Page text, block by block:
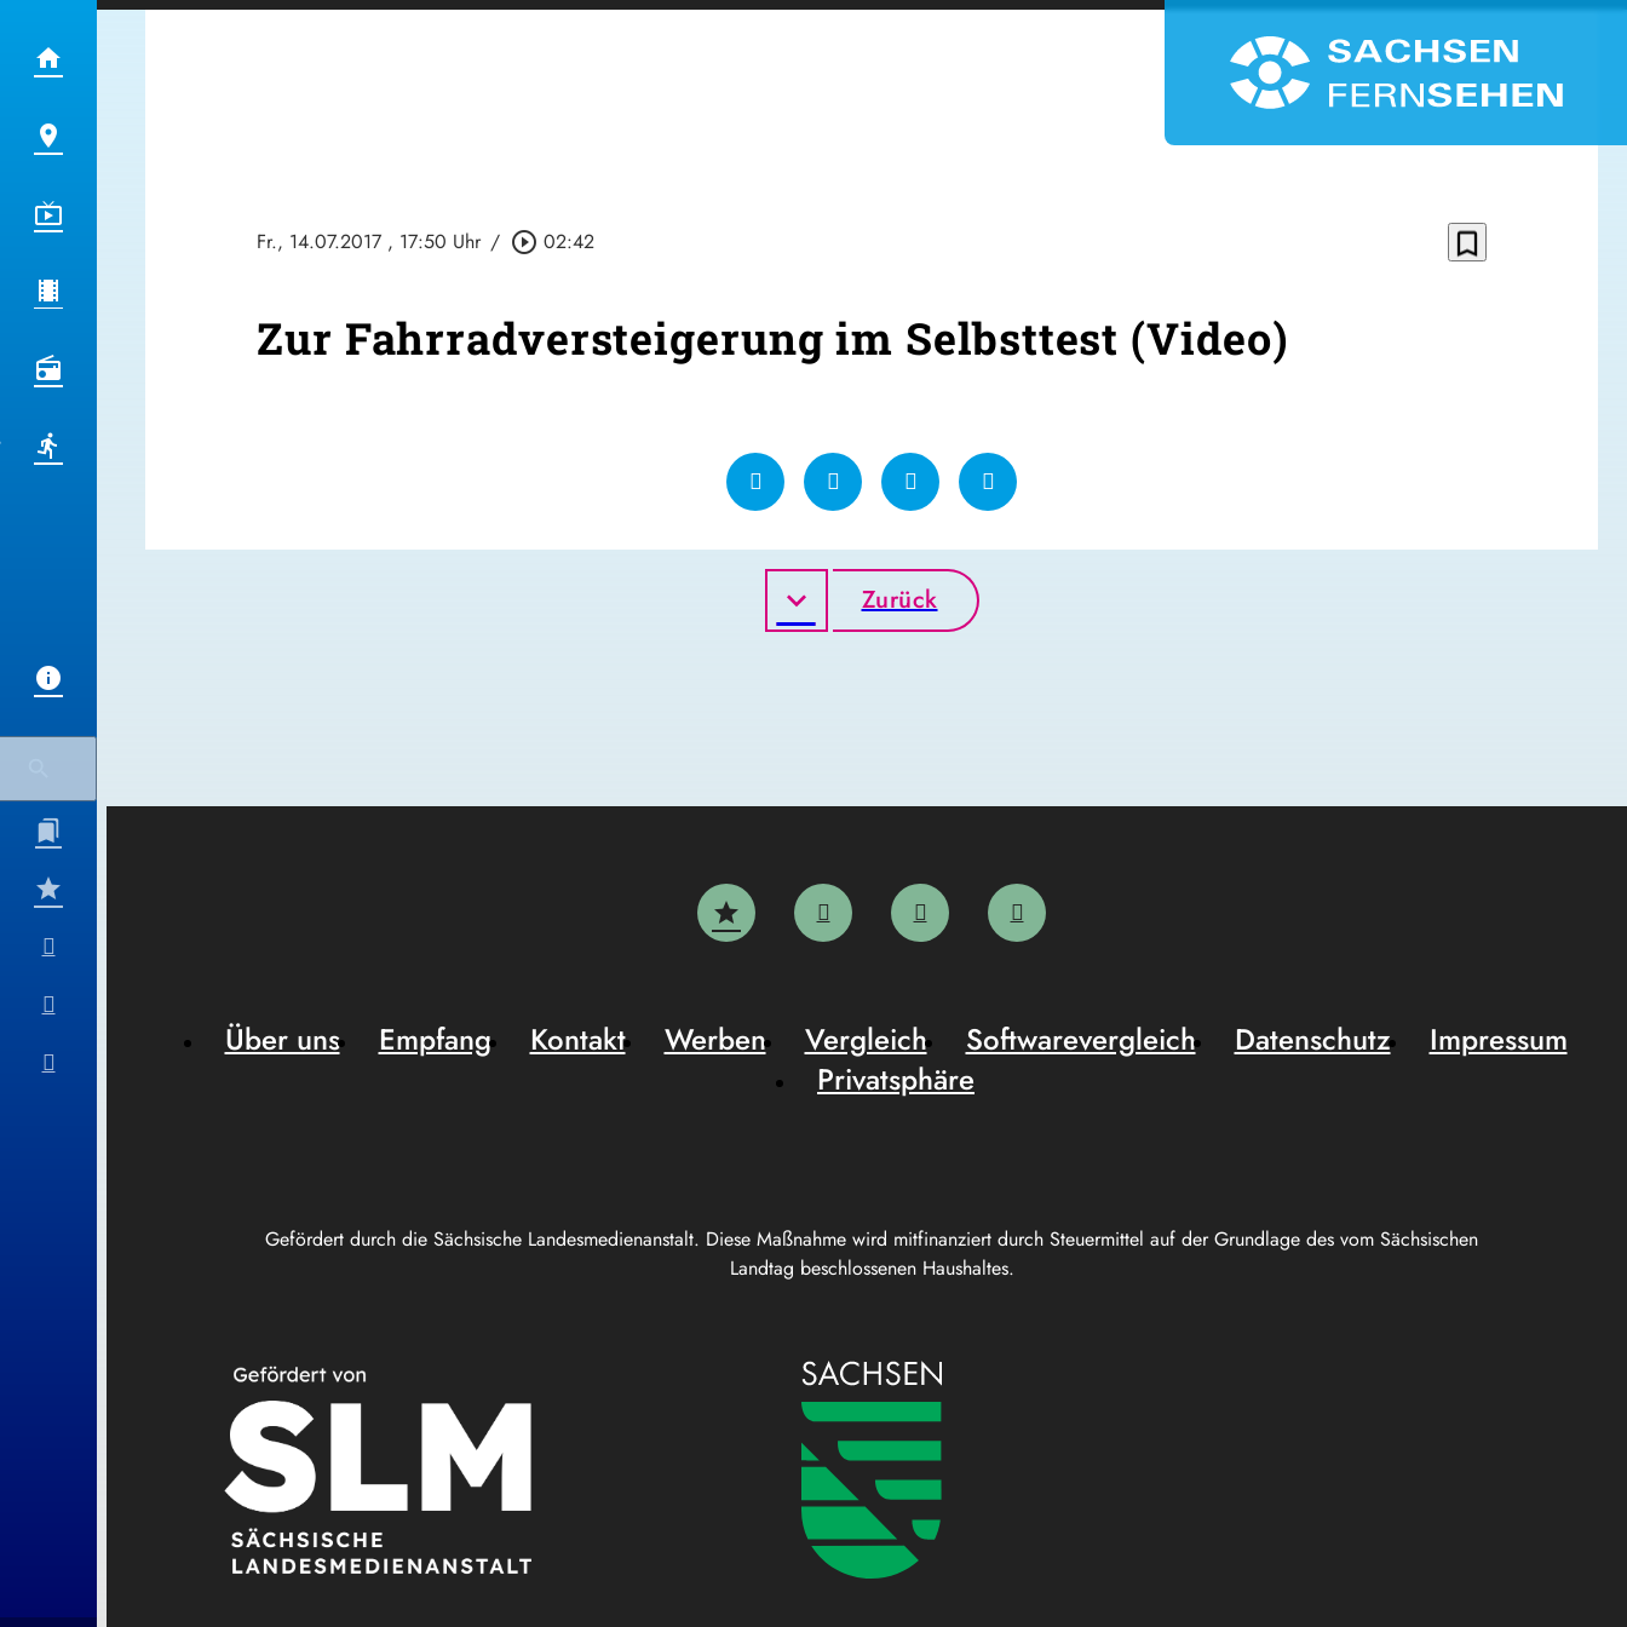
Fr., 14.07.2017 , 17:50 Uhr / play_circle_outline 02:42 bookmark_border
Zur Fahrradversteigerung im Selbsttest (Video)
Zurück
Gefördert durch die Sächsische Landesmedienanstalt. Diese Maßnahme wird mitfinanziert durch Steuermittel auf der Grundlage des vom Sächsischen
Landtag beschlossenen Haushaltes.
Über uns Empfang Kontakt Werben Vergleich Softwarevergleich Datenschutz
Impressum
Privatsphäre